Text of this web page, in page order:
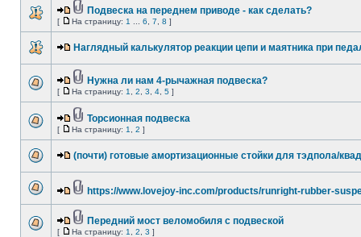
Подвеска на переднем приводе - как сделать?
[ На страницу: 1 6 7 8 ]
Наглядный калькулятор реакции цепи и маятника при
Нужна ли нам 4-рычажная подвеска?
[ На страницу: 1 2 3 4 5 ]
Торсионная подвеска
[ На страницу: 1 2 ]
(почти) готовые амортизационные стойки для тэдпола/
https://www.lovejoy-inc.com/products/runright-rubber-
Передний мост веломобиля с подвеской
[ На страницу: 1 2 3 ]